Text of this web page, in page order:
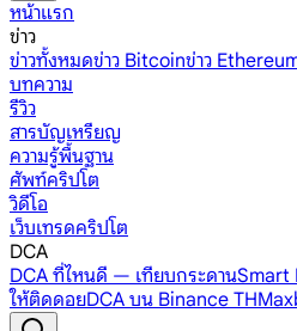
หน้าแรก
ข่าว
ข่าวทั้งหมดข่าว Bitcoinข่าว
บทความ
รีวิว
สารบัญเหรียญ
ความรู้พื้นฐาน
ศัพท์คริปโต
วิดีโอ
เว็บเทรดคริปโต
DCA
DCA ที่ไหนดี — เทียบกระดานSmart
ให้ติดดอยDCA บน Binance TH